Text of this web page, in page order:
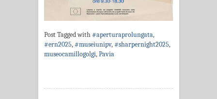
Post Tagged with#aperturaprolungata,
#ern2025,#museiunipv,#sharpernight2025,
museocamillogolgi,Pavia